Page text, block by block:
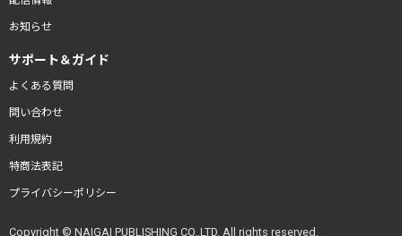
お知らせ
サポート＆ガイド
よくある質問
問い合わせ
利用規約
特商法表記
プライバシーポリシー
Copyright © NAIGAI PUBLISHING CO.,LTD. All rights reserved.